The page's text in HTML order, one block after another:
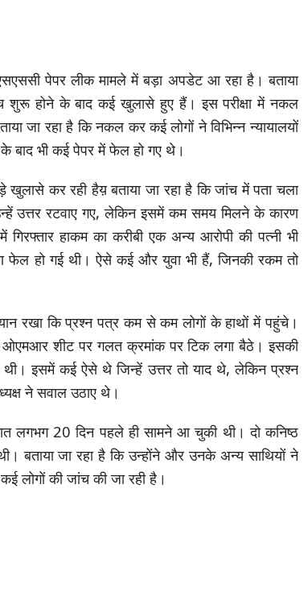
पेपर लीक मामले में बड़ा अपडेट आ रहा है। बताया
शुरू होने के बाद कई खुलासे हुए हैं। इस परीक्षा में नकल
जा रहा है कि नकल कर कई लोगों ने विभिन्न न्यायालयों
के बाद भी कई पेपर में फेल हो गए थे।
खुलासे कर रही हैय़ बताया जा रहा है कि जांच में पता चला
उत्तर रटवाए गए, लेकिन इसमें कम समय मिलने के कारण
हाकम का करीबी एक अन्य आरोपी की पत्नी भी
फेल हो गई थी। ऐसे कई और युवा भी हैं, जिनकी रकम तो
रखा कि प्रश्न पत्र कम से कम लोगों के हाथों में पहुंचे।
शीट पर गलत क्रमांक पर टिक लगा बैठे। इसकी
इसमें कई ऐसे थे जिन्हें उत्तर तो याद थे, लेकिन प्रश्न
ने सवाल उठाए थे।
बात लगभग 20 दिन पहले ही सामने आ चुकी थी। दो कनिष्ठ
बताया जा रहा है कि उन्होंने और उनके अन्य साथियों ने
लोगों की जांच की जा रही है।